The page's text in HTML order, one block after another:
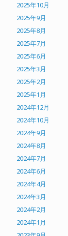
2025年10月
2025年9月
2025年8月
2025年7月
2025年6月
2025年3月
2025年2月
2025年1月
2024年12月
2024年10月
2024年9月
2024年8月
2024年7月
2024年6月
2024年4月
2024年3月
2024年2月
2024年1月